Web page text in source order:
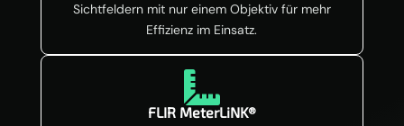
Sichtfeldern mit nur einem Objektiv für mehr
Effizienz im Einsatz.

FLIR MeterLiNK®